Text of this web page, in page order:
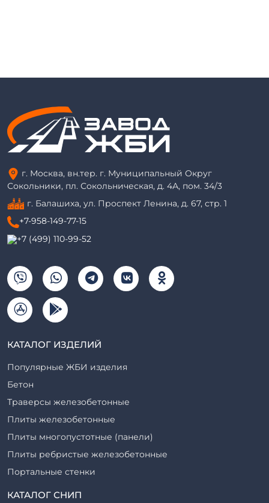
г. Москва, вн.тер. г. Муниципальный Округ
Сокольники, пл. Сокольническая, д. 4А, пом. 34/3
г. Балашиха, ул. Проспект Ленина, д. 67, стр. 1
+7-958-149-77-15
+7 (499) 110-99-52
КАТАЛОГ ИЗДЕЛИЙ
Популярные ЖБИ изделия
Бетон
Траверсы железобетонные
Плиты железобетонные
Плиты многопустотные (панели)
Плиты ребристые железобетонные
Портальные стенки
Прогоны железобетонные
КАТАЛОГ СНИП